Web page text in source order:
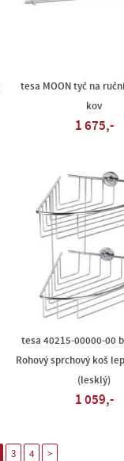
tesa MOON tyč na
kov
1 675,-
tesa 40215-00000-00
Rohový sprchový koš
(lesklý)
1 059,-
3 4 >